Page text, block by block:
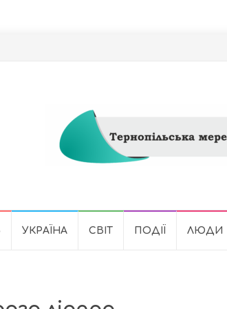
УКРАЇНА СВІТ ПОДІЇ ЛЮДИ